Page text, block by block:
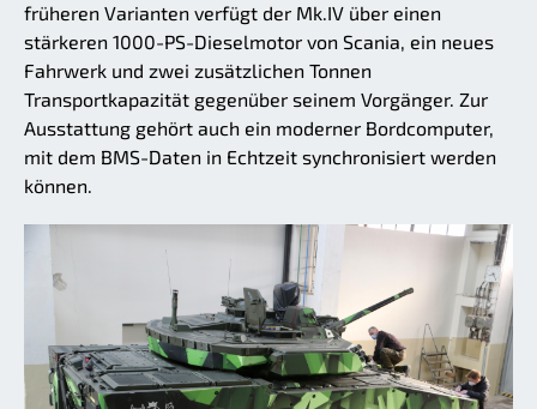
früheren Varianten verfügt der Mk.IV über einen
stärkeren 1000-PS-Dieselmotor von Scania, ein neues
Fahrwerk und zwei zusätzlichen Tonnen
Transportkapazität gegenüber seinem Vorgänger. Zur
Ausstattung gehört auch ein moderner Bordcomputer,
mit dem BMS-Daten in Echtzeit synchronisiert werden
können.